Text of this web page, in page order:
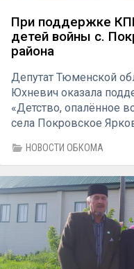
При поддержке
детей войны с.
района
Депутат Тюменской
Юхневич оказала
«Детство, опалённое
села Покровское
НОВОСТИ ОБКОМА